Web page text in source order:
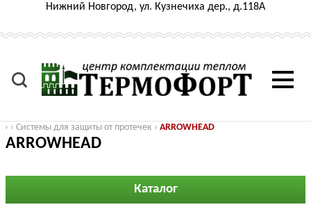
Нижний Новгород, ул. Кузнечиха дер., д.118А
› › Системы для защиты от протечек › ARROWHEAD
ARROWHEAD
Каталог